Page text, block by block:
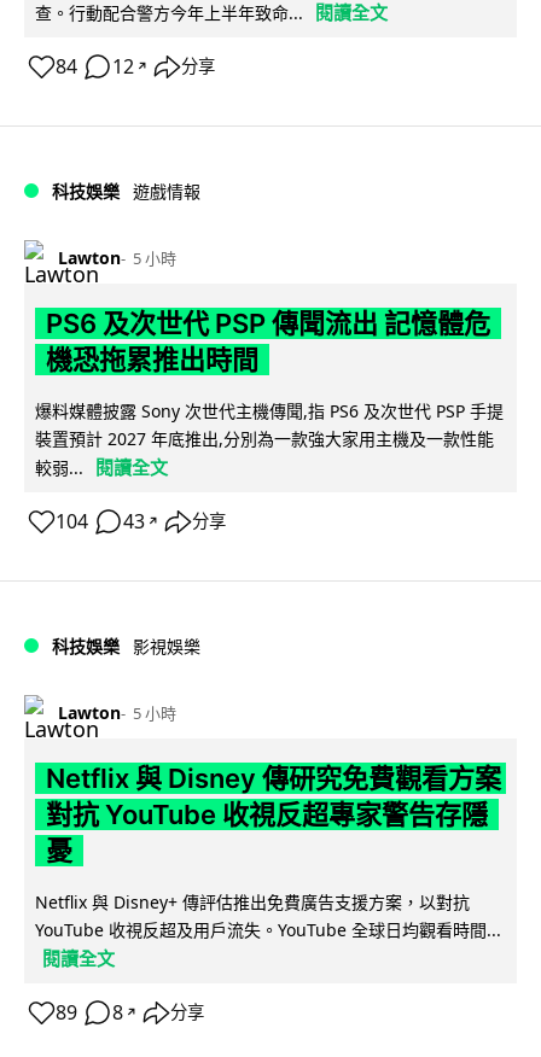
查。行動配合警方今年上半年致命... 閱讀全文
84 12 ↗ 分享
科技娛樂 遊戲情報
Lawton 5 小時
PS6 及次世代 PSP 傳聞流出 記憶體危
機恐拖累推出時間
爆料媒體披露 Sony 次世代主機傳聞,指 PS6 及次世代 PSP 手提
裝置預計 2027 年底推出,分別為一款強大家用主機及一款性能
較弱...
閱讀全文
104 43 ↗ 分享
科技娛樂 影視娛樂
Lawton 5 小時
Netflix 與 Disney 傳研究免費觀看方案
對抗 YouTube 收視反超專家警告存隱
憂
Netflix 與 Disney+ 傳評估推出免費廣告支援方案，以對抗
YouTube 收視反超及用戶流失。YouTube 全球日均觀看時間...
閱讀全文
89 8 ↗ 分享